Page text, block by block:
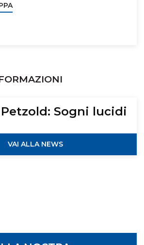
Sogni lucidi
VAI ALLA NEWS